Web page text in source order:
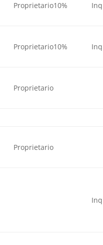
Proprietario10%
Proprietario10%
Proprietario
Proprietario